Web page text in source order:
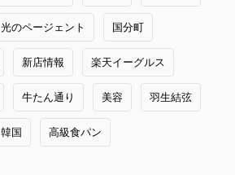
光のページェント 国分町
新店情報 楽天イーグルス
牛たん通り 美容 羽生結弦
韓国 高級食パン